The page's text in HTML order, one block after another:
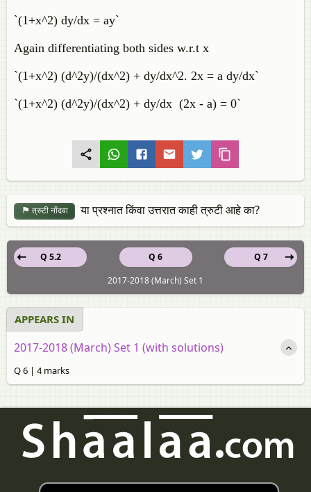
`(1+x^2) dy/dx = ay`
Again differentiating both sides w.r.t x
`(1+x^2) (d^2y)/(dx^2) + dy/dx^2. 2x = a dy/dx`
`(1+x^2) (d^2y)/(dx^2) + dy/dx (2x - a) = 0`
त्रुटी नोंदवा या प्रश्नात किंवा उत्तरात काही त्रुटी आहे का?
Q 6
Q 5.2
Q 7
2017-2018 (March) Set 1
APPEARS IN
2017-2018 (March) Set 1 (with solutions)
Q 6 | 4 marks